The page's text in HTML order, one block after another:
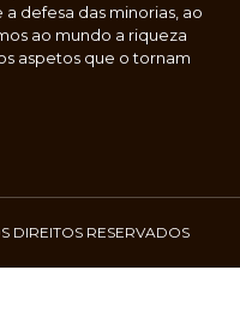
defesa das minorias, ao
ao mundo a riqueza
aspetos que o tornam
DIREITOS RESERVADOS